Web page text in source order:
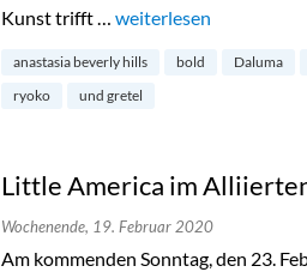
Kunst trifft … „Kunst trifft Beauty:
weiterlesen
anastasia beverly hills bold Daluma
ryoko
und gretel
Little America im
Wochenende, 19. Februar 2020
Am kommenden Sonntag, den 23.